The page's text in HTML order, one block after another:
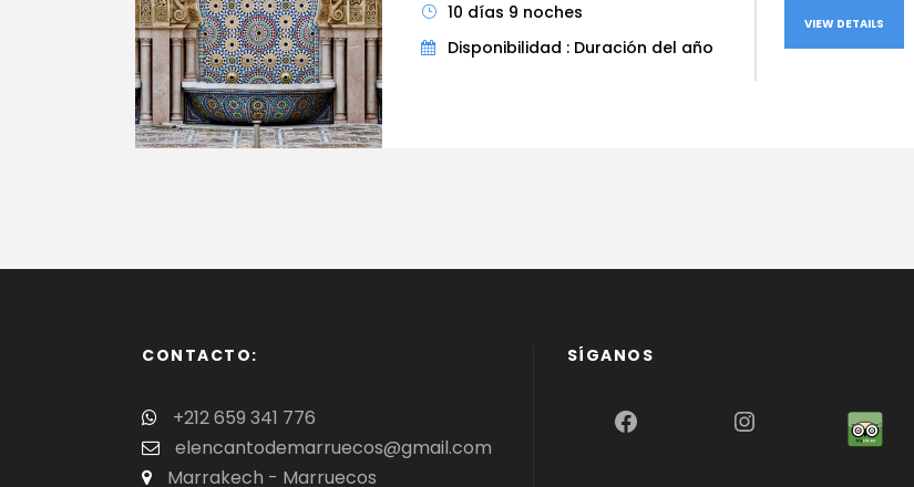
10 días 9 noches
Disponibilidad : Duración del año
VIEW DETAILS
CONTACTO:
+212 659 341 776
elencantodemarruecos@gmail.com
Marrakech - Marruecos
SÍGANOS
Facebook Instagram